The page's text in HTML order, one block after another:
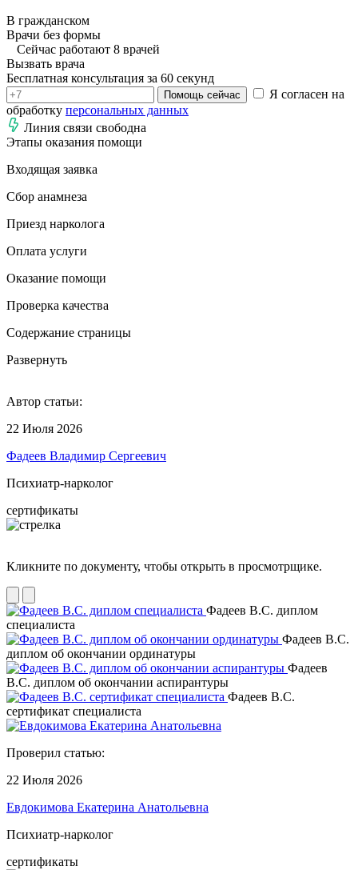
В гражданском
Врачи без формы
Сейчас работают 8 врачей
Вызвать врача
Бесплатная консультация за 60 секунд
Помощь сейчас
Я согласен на
обработку персональных данных
Линия связи свободна
Этапы оказания помощи
Входящая заявка
Сбор анамнеза
Приезд нарколога
Оплата услуги
Оказание помощи
Проверка качества
Содержание страницы
Развернуть
Автор статьи:
22 Июля 2026
Фадеев Владимир Сергеевич
Психиатр-нарколог
сертификаты
Кликните по документу, чтобы открыть в просмотрщике.
Фадеев В.С. диплом
специалиста
Фадеев В.С.
диплом об окончании ординатуры
Фадеев
В.С. диплом об окончании аспирантуры
Фадеев В.С.
сертификат специалиста
Проверил статью:
22 Июля 2026
Евдокимова Екатерина Анатольевна
Психиатр-нарколог
сертификаты